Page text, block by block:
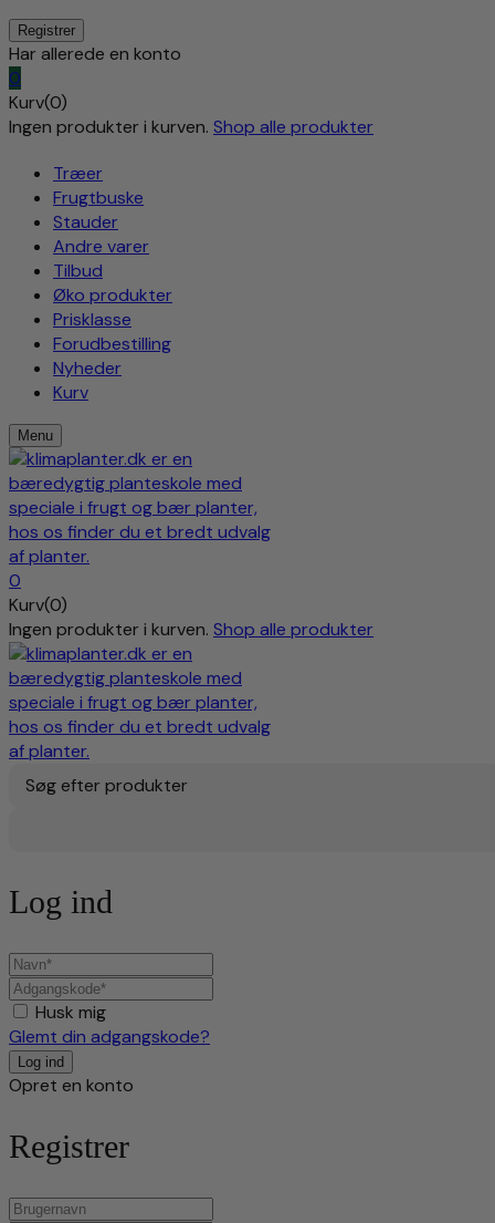
Har allerede en konto
0
Kurv(0)
Ingen produkter i kurven. Shop alle produkter
Træer
Frugtbuske
Stauder
Andre varer
Tilbud
Øko produkter
Prisklasse
Forudbestilling
Nyheder
Kurv
Menu
0
Kurv(0)
Ingen produkter i kurven. Shop alle produkter
Søg efter produkter
Log ind
Husk mig
Glemt din adgangskode?
Opret en konto
Registrer